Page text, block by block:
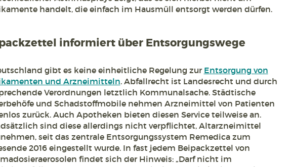
handelt, die einfach im Hausmüll entsorgt werden dürfen.
informiert über Entsorgungswege
gibt es keine einheitliche Regelung zurEntsorgung von
und Arzneimitteln. Abfallrecht ist Landesrecht und durch
Verordnungen letztlich Kommunalsache. Städtische
und Schadstoffmobile nehmen Arzneimittel von Patienten
zurück. Auch Apotheken bieten diesen Service teilweise an.
sind diese allerdings nicht verpflichtet, Altarzneimittel
seit das zentrale Entsorgungssystem Remedica zum
2016 eingestellt wurde. In fast jedem Beipackzettel von
findet sich der Hinweis: „Darf nicht im